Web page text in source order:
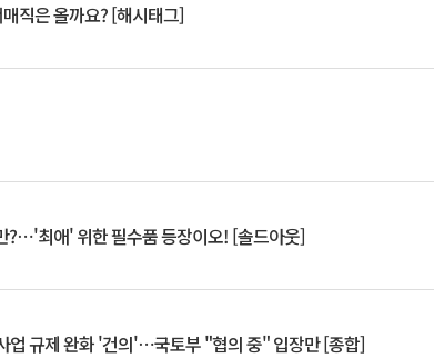
직은 올까요? [해시태그]
?⋯'최애' 위한 필수품 등장이오! [솔드아웃]
업 규제 완화 '건의'⋯국토부 "협의 중" 입장만 [종합]